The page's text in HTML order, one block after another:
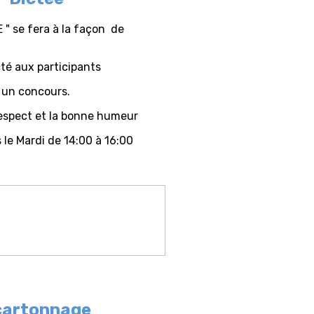
" se fera à la façon de
aux participants
concours.
et la bonne humeur
Mardi de 14:00 à 16:00